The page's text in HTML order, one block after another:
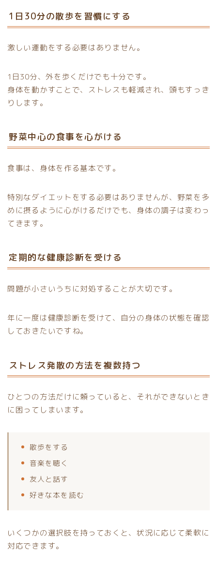
1日30分の散歩を習慣にする
激しい運動をする必要はありません。
1日30分、外を歩くだけでも十分です。
身体を動かすことで、ストレスも軽減され、頭もすっき
りします。
野菜中心の食事を心がける
食事は、身体を作る基本です。
特別なダイエットをする必要はありませんが、野菜を多
めに摂るように心がけるだけでも、身体の調子は変わっ
てきます。
定期的な健康診断を受ける
問題が小さいうちに対処することが大切です。
年に一度は健康診断を受けて、自分の身体の状態を確認
しておきたいですね。
ストレス発散の方法を複数持つ
ひとつの方法だけに頼っていると、それができないとき
に困ってしまいます。
散歩をする
音楽を聴く
友人と話す
好きな本を読む
いくつかの選択肢を持っておくと、状況に応じて柔軟に
対応できます。